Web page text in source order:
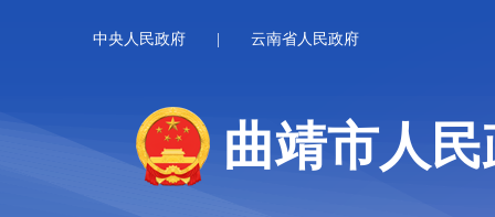
中央人民政府 云南省人民政府
曲靖市人